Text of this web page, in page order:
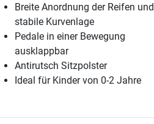
Breite Anordnung der Reifen und
stabile Kurvenlage
Pedale in einer Bewegung
ausklappbar
Antirutsch Sitzpolster
Ideal für Kinder von 0-2 Jahre